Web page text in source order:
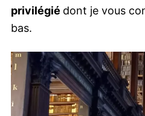
privilégié dont je vous
bas.